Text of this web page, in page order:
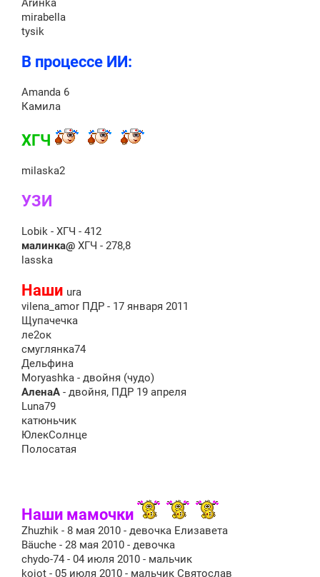
mirabella
tysik
В процессе ИИ:
Amanda 6
Камила
ХГЧ
milaska2
УЗИ
Lobik - ХГЧ - 412
малинка@ ХГЧ - 278,8
lasska
Наши ura
vilena_amor ПДР - 17 января 2011
Щупачечка
ле2ок
смуглянка74
Дельфина
Moryashka - двойня (чудо)
АленаА - двойня, ПДР 19 апреля
Luna79
катюньчик
ЮлекСолнце
Полосатая
Наши мамочки
Zhuzhik - 8 мая 2010 - девочка Елизавета
Bäuche - 28 мая 2010 - девочка
chydo-74 - 04 июля 2010 - мальчик
kojot - 05 июля 2010 - мальчик Святослав